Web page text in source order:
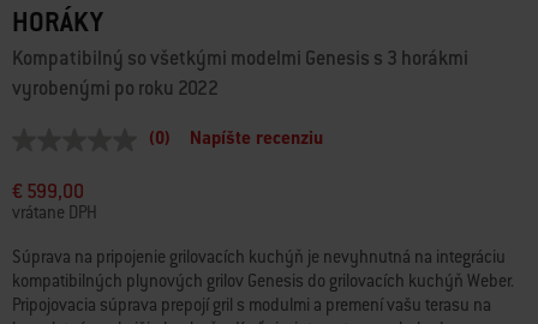
HORÁKY
Kompatibilný so všetkými modelmi Genesis s 3 horákmi
vyrobenými po roku 2022
hodnotenia
Odkaz
na
tú
istú
stránku.
(0) Napíšte recenziu
€ 599,00
vrátane DPH
Súprava na pripojenie grilovacích kuchýň je nevyhnutná na integráciu
kompatibilných plynových grilov Genesis do grilovacích kuchýň Weber.
Pripojovacia súprava prepojí gril s modulmi a premení vašu terasu na